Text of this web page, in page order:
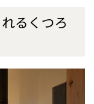
るくつろ